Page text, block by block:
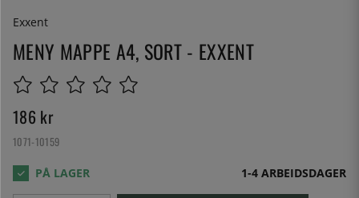
Exxent
MENY MAPPE A4, SORT - EXXENT
186 kr
1071-10159
1-4 ARBEIDSDAGER